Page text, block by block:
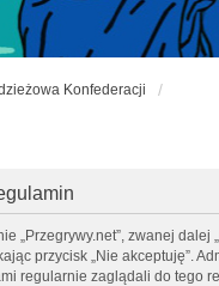
Konfederacji
„Przegrywy.net”, zwanej dalej
przycisk „Nie akceptuję”.
regularnie zaglądali do tego